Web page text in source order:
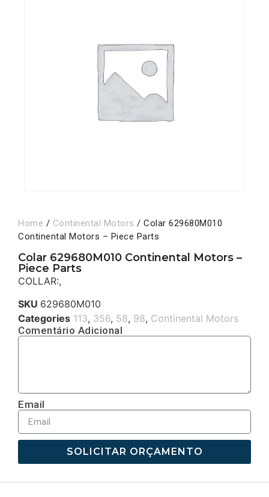
Home / Continental Motors / Colar 629680M010
Continental Motors – Piece Parts
Colar 629680M010 Continental Motors –
Piece Parts
COLLAR:,
SKU 629680M010
Categories 113, 356, 58, 98, Continental Motors
Comentário Adicional
Email
SOLICITAR ORÇAMENTO